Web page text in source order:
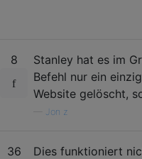
8
Stanley hat es im
Befehl nur ein
Website gelöscht,
Jon z
36 Dies funktioniert